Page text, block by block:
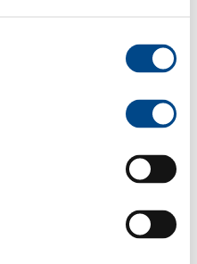
3.000 U/min